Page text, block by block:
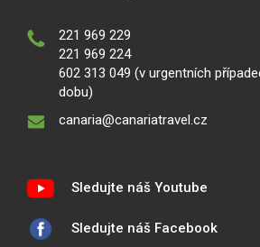
221 969 229
221 969 224
602 313 049 (v urgentních
dobu)
canaria@canariatravel.cz
Sledujte náš Youtube
Sledujte náš Facebook